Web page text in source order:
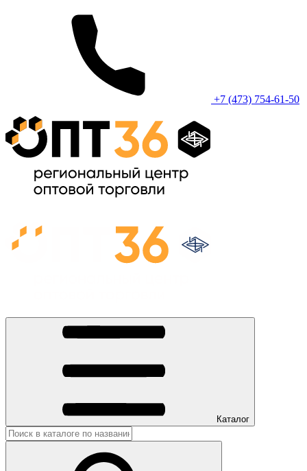
+7 (473) 754-61-50
Каталог